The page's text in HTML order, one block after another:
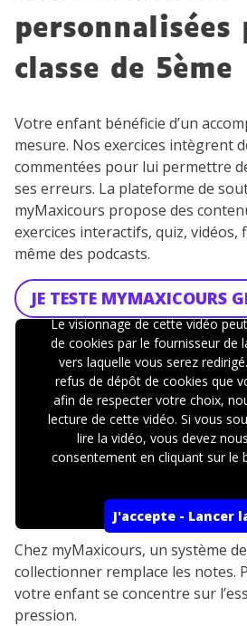
personnalisées
classe de 5ème
Votre enfant bénéficie d’un
mesure. Nos exercices intègrent
commentées pour lui permettre
ses erreurs. La plateforme de
myMaxicours propose des
exercices interactifs, quiz, vidéos,
même des podcasts.
JE TESTE MYMAXICOURS
Le visionnage de cette vidéo
de cookies par le fournisseur de
vers laquelle vous serez
refus de dépôt de cookies que
afin de respecter votre choix,
lecture de cette vidéo. Si vous
lire la vidéo, vous devez
consentement en cliquant sur le
J'accepte - Lancer
Chez myMaxicours, un système
collectionner remplace les notes.
votre enfant se concentre sur
pression.